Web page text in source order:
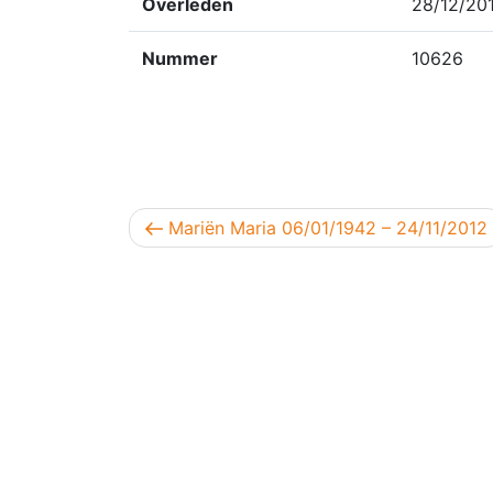
Overleden 28/12/
Nummer 10626
Berichtnavigatie
Vorig bericht
Mariën Maria 06/01/1942 – 24/11/2012